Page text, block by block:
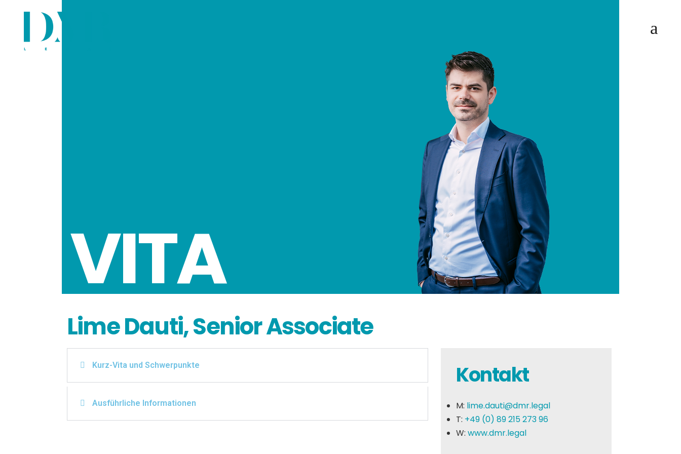
VITA
Lime Dauti, Senior Associate
Kurz-Vita und Schwerpunkte
Ausführliche Informationen
Kontakt
M: lime.dauti@dmr.legal
T: +49 (0) 89 215 273 96
W:www.dmr.legal